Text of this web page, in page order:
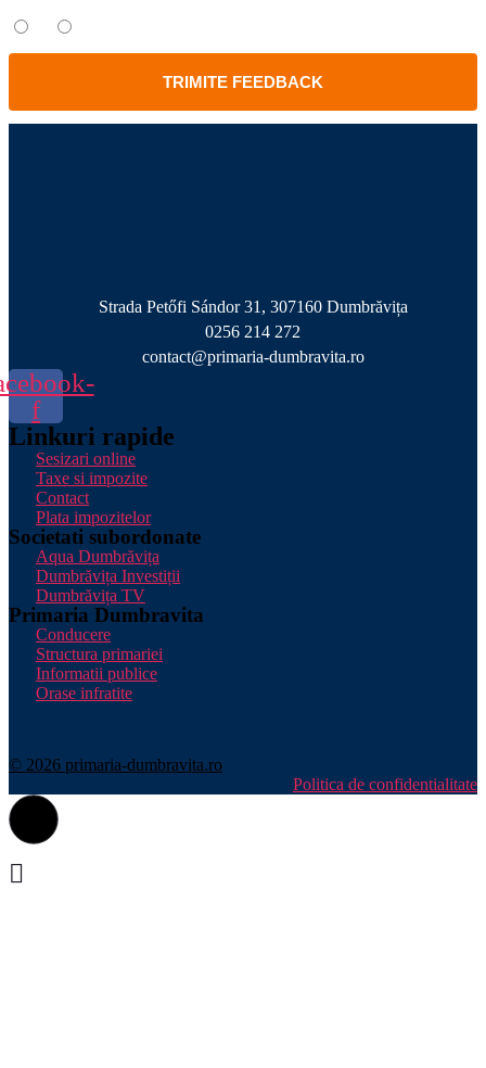
TRIMITE FEEDBACK
Strada Petőfi Sándor 31, 307160 Dumbrăvița
0256 214 272
contact@primaria-dumbravita.ro
f
Linkuri rapide
Sesizari online
Taxe si impozite
Contact
Plata impozitelor
Societati subordonate
Aqua Dumbrăvița
Dumbrăvița Investiții
Dumbrăvița TV
Primaria Dumbravita
Conducere
Structura primariei
Informatii publice
Orase infratite
© 2026 primaria-dumbravita.ro
Politica de confidentialitate